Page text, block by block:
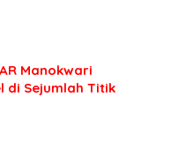
Manokwari
di Sejumlah Titik